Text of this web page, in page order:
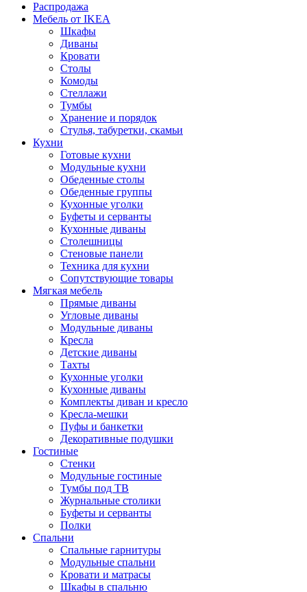
Распродажа
Мебель от IKEA
Шкафы
Диваны
Кровати
Столы
Комоды
Стеллажи
Тумбы
Хранение и порядок
Стулья, табуретки, скамьи
Кухни
Готовые кухни
Модульные кухни
Обеденные столы
Обеденные группы
Кухонные уголки
Буфеты и серванты
Кухонные диваны
Столешницы
Стеновые панели
Техника для кухни
Сопутствующие товары
Мягкая мебель
Прямые диваны
Угловые диваны
Модульные диваны
Кресла
Детские диваны
Тахты
Кухонные уголки
Кухонные диваны
Комплекты диван и кресло
Кресла-мешки
Пуфы и банкетки
Декоративные подушки
Гостиные
Стенки
Модульные гостиные
Тумбы под ТВ
Журнальные столики
Буфеты и серванты
Полки
Спальни
Спальные гарнитуры
Модульные спальни
Кровати и матрасы
Шкафы в спальню